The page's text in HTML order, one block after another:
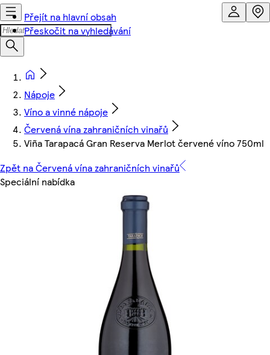
Přejít na hlavní obsah
Přeskočit na vyhledávání
Nápoje
Víno a vinné nápoje
Červená vína zahraničních vinařů
Viña Tarapacá Gran Reserva Merlot červené víno 750ml
Zpět na Červená vína zahraničních vinařů
Speciální nabídka